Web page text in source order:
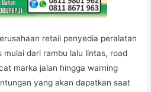
retail penyedia peralatan
mulai dari rambu lalu lintas, road
marka jalan hingga warning
yang akan dapatkan saat